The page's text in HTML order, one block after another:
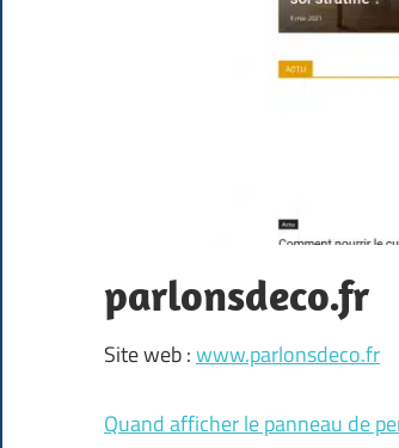
parlonsdeco.fr
Site web :www.parlonsdeco.fr
Quand afficher le panneau de